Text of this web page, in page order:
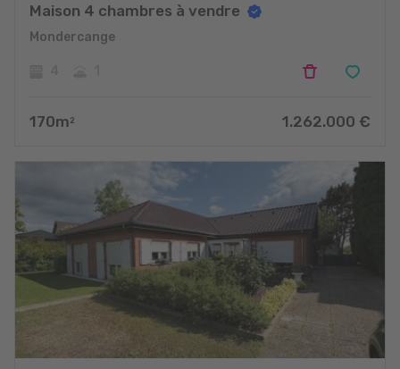
Maison 4 chambres à vendre
Mondercange
170m 2 1.262.000 €